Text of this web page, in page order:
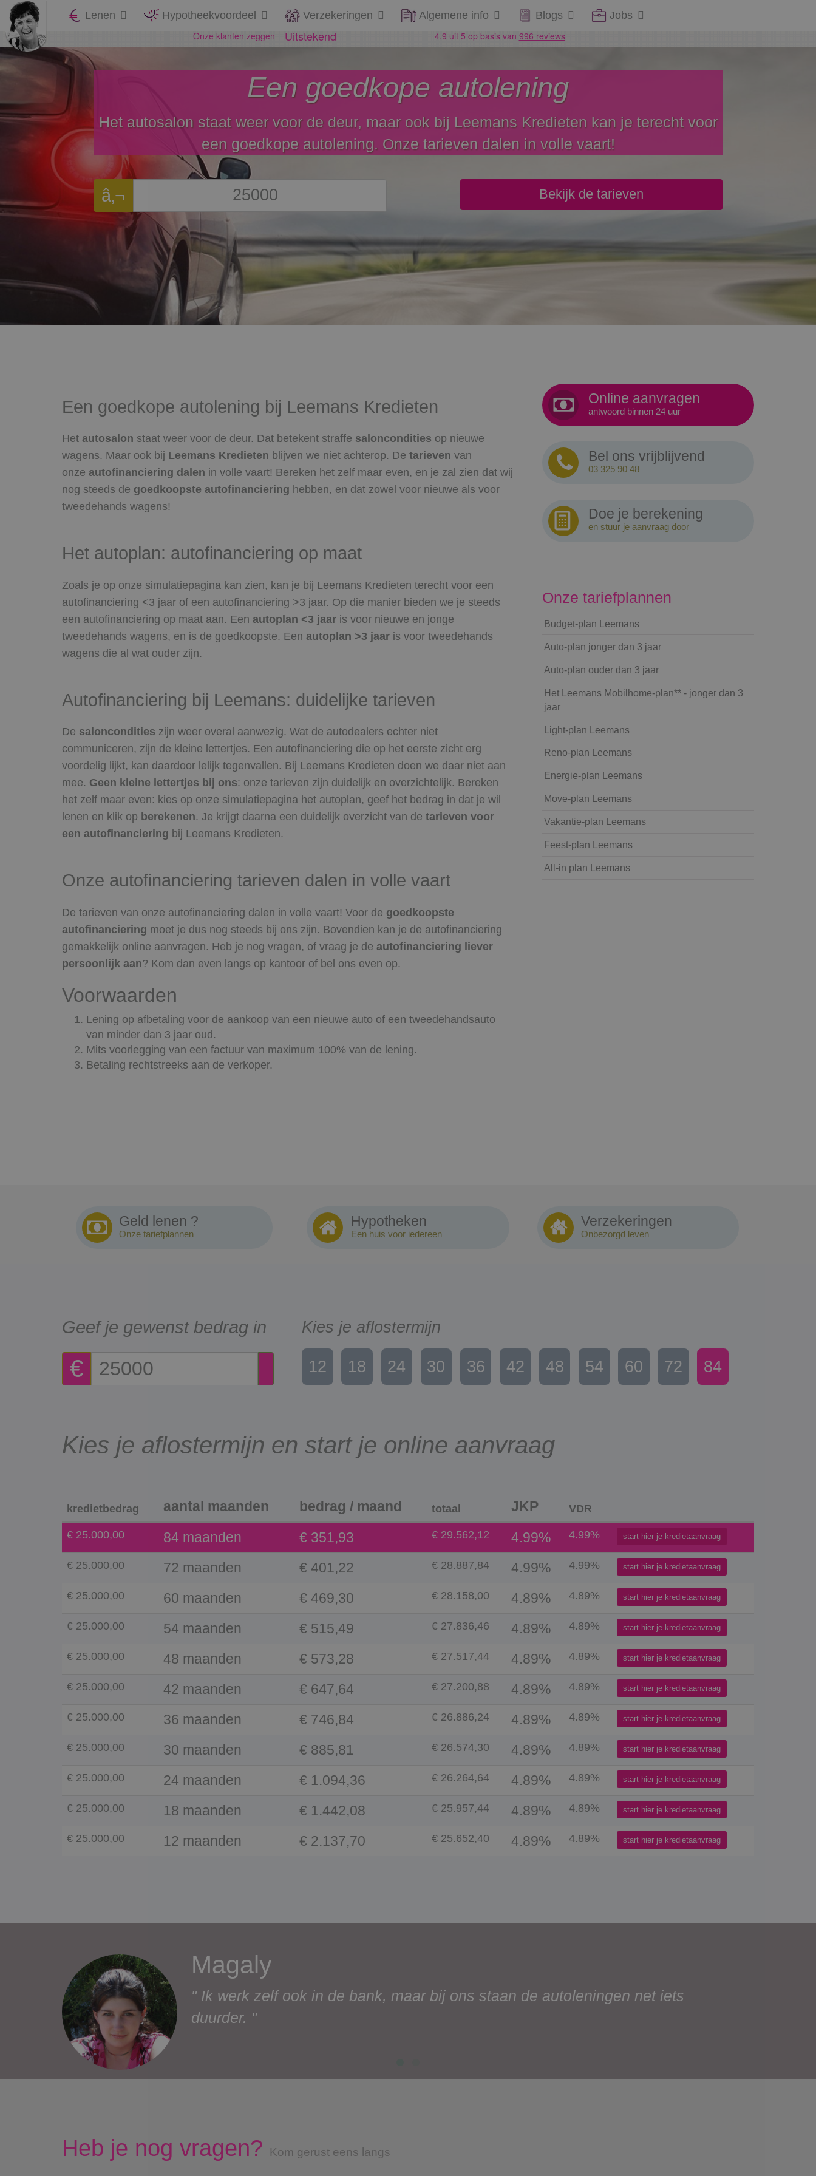
Lenen Hypotheekvoordeel Verzekeringen Algemene info Blogs Jobs
Een goedkope autolening
Het autosalon staat weer voor de deur, maar ook bij Leemans Kredieten kan je terecht voor
een goedkope autolening. Onze tarieven dalen in volle vaart!
â‚¬ Bekijk de tarieven
Een goedkope autolening bij Leemans Kredieten
Het autosalon staat weer voor de deur. Dat betekent straffe saloncondities op nieuwe
wagens. Maar ook bij Leemans Kredieten blijven we niet achterop. De tarieven van
onze autofinanciering dalen in volle vaart! Bereken het zelf maar even, en je zal zien dat wij
nog steeds de goedkoopste autofinanciering hebben, en dat zowel voor nieuwe als voor
tweedehands wagens!
Het autoplan: autofinanciering op maat
Zoals je op onze simulatiepagina kan zien, kan je bij Leemans Kredieten terecht voor een
autofinanciering <3 jaar of een autofinanciering >3 jaar. Op die manier bieden we je steeds
een autofinanciering op maat aan. Een autoplan <3 jaar is voor nieuwe en jonge
tweedehands wagens, en is de goedkoopste. Een autoplan >3 jaar is voor tweedehands
wagens die al wat ouder zijn.
Autofinanciering bij Leemans: duidelijke tarieven
De saloncondities zijn weer overal aanwezig. Wat de autodealers echter niet
communiceren, zijn de kleine lettertjes. Een autofinanciering die op het eerste zicht erg
voordelig lijkt, kan daardoor lelijk tegenvallen. Bij Leemans Kredieten doen we daar niet aan
mee. Geen kleine lettertjes bij ons: onze tarieven zijn duidelijk en overzichtelijk. Bereken
het zelf maar even: kies op onze simulatiepagina het autoplan, geef het bedrag in dat je wil
lenen en klik op berekenen. Je krijgt daarna een duidelijk overzicht van de tarieven voor
een autofinanciering bij Leemans Kredieten.
Onze autofinanciering tarieven dalen in volle vaart
De tarieven van onze autofinanciering dalen in volle vaart! Voor de goedkoopste
autofinanciering moet je dus nog steeds bij ons zijn. Bovendien kan je de autofinanciering
gemakkelijk online aanvragen. Heb je nog vragen, of vraag je de autofinanciering liever
persoonlijk aan? Kom dan even langs op kantoor of bel ons even op.
Voorwaarden
Lening op afbetaling voor de aankoop van een nieuwe auto of een tweedehandsauto
van minder dan 3 jaar oud.
Mits voorlegging van een factuur van maximum 100% van de lening.
Betaling rechtstreeks aan de verkoper.
Online aanvragen
antwoord binnen 24 uur
Bel ons vrijblijvend
03 325 90 48
Doe je berekening
en stuur je aanvraag door
Onze tariefplannen
Budget-plan Leemans
Auto-plan jonger dan 3 jaar
Auto-plan ouder dan 3 jaar
Het Leemans Mobilhome-plan** - jonger dan 3
jaar
Light-plan Leemans
Reno-plan Leemans
Energie-plan Leemans
Move-plan Leemans
Vakantie-plan Leemans
Feest-plan Leemans
All-in plan Leemans
Geld lenen ?
Onze tariefplannen
Hypotheken
Een huis voor iedereen
Verzekeringen
Onbezorgd leven
Geef je gewenst bedrag in
€
Kies je aflostermijn
12 18 24 30 36 42 48 54 60 72 84
Kies je aflostermijn en start je online aanvraag
kredietbedrag aantal maanden bedrag / maand totaal JKP VDR
€ 25.000,00 84 maanden € 351,93 € 29.562,12 4.99% 4.99% start hier je kredietaanvraag
€ 25.000,00 72 maanden € 401,22 € 28.887,84 4.99% 4.99% start hier je kredietaanvraag
€ 25.000,00 60 maanden € 469,30 € 28.158,00 4.89% 4.89% start hier je kredietaanvraag
€ 25.000,00 54 maanden € 515,49 € 27.836,46 4.89% 4.89% start hier je kredietaanvraag
€ 25.000,00 48 maanden € 573,28 € 27.517,44 4.89% 4.89% start hier je kredietaanvraag
€ 25.000,00 42 maanden € 647,64 € 27.200,88 4.89% 4.89% start hier je kredietaanvraag
€ 25.000,00 36 maanden € 746,84 € 26.886,24 4.89% 4.89% start hier je kredietaanvraag
€ 25.000,00 30 maanden € 885,81 € 26.574,30 4.89% 4.89% start hier je kredietaanvraag
€ 25.000,00 24 maanden € 1.094,36 € 26.264,64 4.89% 4.89% start hier je kredietaanvraag
€ 25.000,00 18 maanden € 1.442,08 € 25.957,44 4.89% 4.89% start hier je kredietaanvraag
€ 25.000,00 12 maanden € 2.137,70 € 25.652,40 4.89% 4.89% start hier je kredietaanvraag
Magaly
" Ik werk zelf ook in de bank, maar bij ons staan de autoleningen net iets
duurder. "
Heb je nog vragen? Kom gerust eens langs